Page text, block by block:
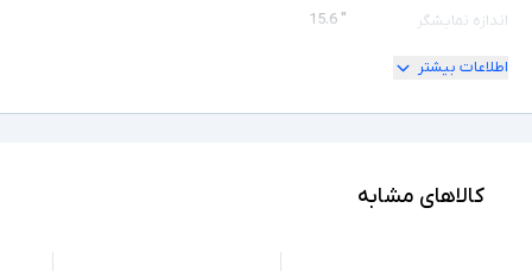
اندازه نمایشگر " 15.6
امکان چرخش
اطلاعات بیشتر
کالاهای مشابه